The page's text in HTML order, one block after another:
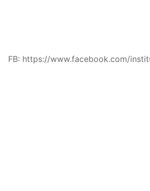
FB: https://www.facebook.com/